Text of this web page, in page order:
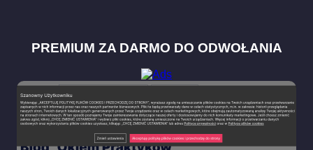
PREMIUM ZA DARMO DO ODWOŁANIA